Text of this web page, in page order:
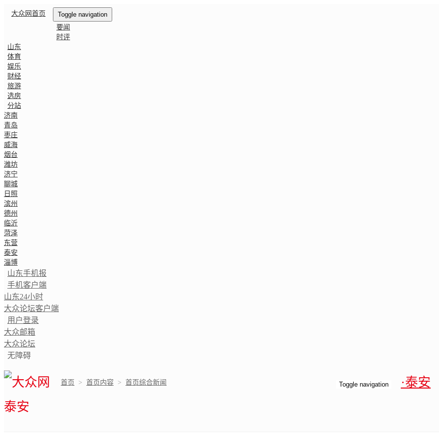
Toggle navigation
大众网首页
要闻
时评
山东
体育
娱乐
财经
旅游
选房
分站
济南
青岛
枣庄
威海
烟台
潍坊
济宁
聊城
日照
滨州
德州
临沂
菏泽
东营
泰安
淄博
山东手机报
手机客户端
山东24小时
大众论坛客户端
用户登录
大众邮箱
大众论坛
无障碍
Toggle navigation ·泰安
首页 > 首页内容 > 首页综合新闻